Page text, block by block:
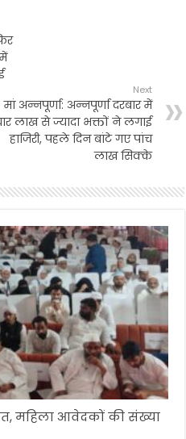
Next
मां अन्नपूर्णा: अन्नपूर्णा दरबार में
लाख से ज्यादा भक्तों ने लगाई
हाजिरी, पहले दिन बांटे गए पांच
लाख सिक्के
महिला आवेदकों की संख्या